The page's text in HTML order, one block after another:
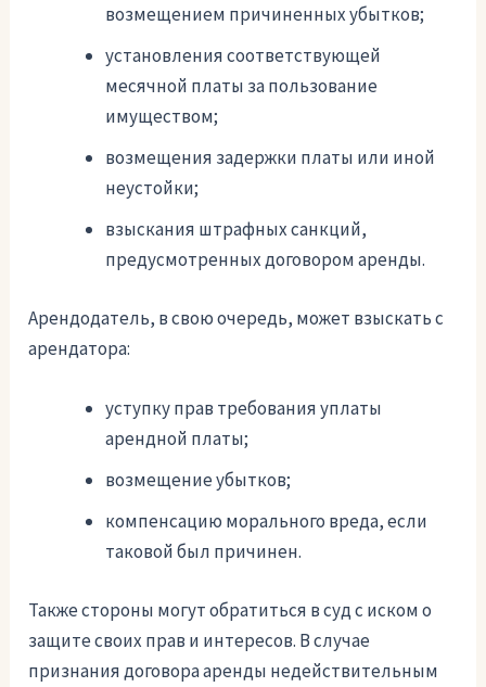
возмещением причиненных убытков;
установления соответствующей
месячной платы за пользование
имуществом;
возмещения задержки платы или иной
неустойки;
взыскания штрафных санкций,
предусмотренных договором аренды.
Арендодатель, в свою очередь, может взыскать с
арендатора:
уступку прав требования уплаты
арендной платы;
возмещение убытков;
компенсацию морального вреда, если
таковой был причинен.
Также стороны могут обратиться в суд с иском о
защите своих прав и интересов. В случае
признания договора аренды недействительным